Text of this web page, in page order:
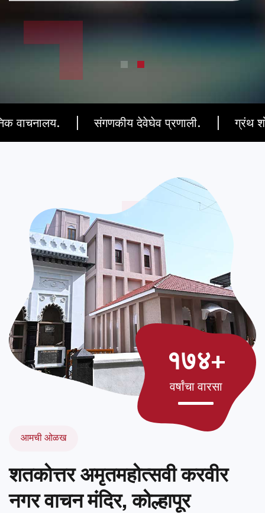
संगणकीय देवेघेव प्रणाली. ग्रंथ शोधासाठी टच
१७४+
वर्षांचा वारसा
आमची ओळख
शतकोत्तर अमृतमहोत्सवी करवीर
नगर वाचन मंदिर, कोल्हापूर